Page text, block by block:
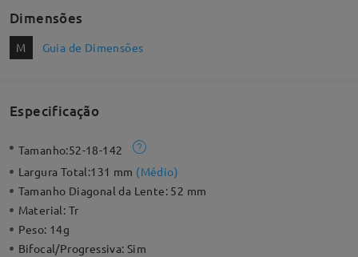
Dimensões
M Guia de Dimensões
Especificação
Tamanho:52-18-142
Largura Total:131 mm (Médio)
Tamanho Diagonal da Lente: 52 mm
Material: Tr
Peso: 14g
Bifocal/Progressiva:Sim